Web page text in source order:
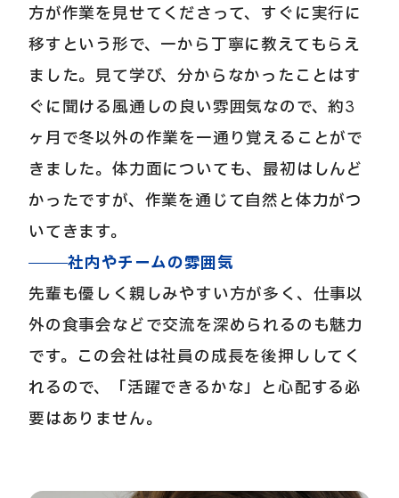
方が作業を見せてくださって、すぐに実行に
移すという形で、一から丁寧に教えてもらえ
ました。見て学び、分からなかったことはす
ぐに聞ける風通しの良い雰囲気なので、約3
ヶ月で冬以外の作業を一通り覚えることがで
きました。体力面についても、最初はしんど
かったですが、作業を通じて自然と体力がつ
いてきます。
社内やチームの雰囲気
先輩も優しく親しみやすい方が多く、仕事以
外の食事会などで交流を深められるのも魅力
です。この会社は社員の成長を後押ししてく
れるので、「活躍できるかな」と心配する必
要はありません。